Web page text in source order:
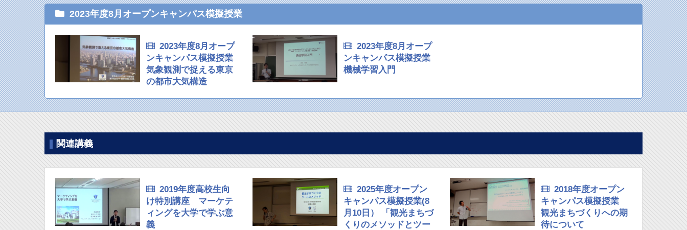
2023年度8月オープンキャンパス模擬授業
2023年度8月オープ
ンキャンパス模擬授業
気象観測で捉える東京
の都市大気構造
2023年度8月オープ
ンキャンパス模擬授業
機械学習入門
関連講義
2019年度高校生向
け特別講座 マーケテ
ィングを大学で学ぶ意
義
2025年度オープン
キャンパス模擬授業(8
月10日） 「観光まちづ
くりのメソッドとツー
2018年度オープン
キャンパス模擬授業
観光まちづくりへの期
待について